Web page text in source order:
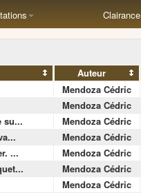
Clairance
Auteur
Mendoza Cédric
Mendoza Cédric
su... Mendoza Cédric
Mendoza Cédric
... Mendoza Cédric
Mendoza Cédric
Mendoza Cédric